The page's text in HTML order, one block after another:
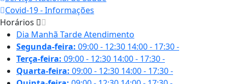
Covid-19 - Informações
Horários
Dia Manhã TardeAtendimento
Segunda-feira: 09:00 - 12:30 14:00 - 17:30-
Terça-feira: 09:00 - 12:30 14:00 - 17:30-
Quarta-feira: 09:00 - 12:30 14:00 - 17:30-